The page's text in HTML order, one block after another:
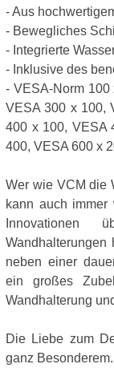
- Aus
- Bewegliches
- Integrierte
- Inklusive des
- VESA-Norm 100
VESA 300 x 100,
400 x 100, VESA
400, VESA 600 x
Wer wie VCM die
kann auch
Innovationen
neben einer
ein großes
Wandhalterung
Die Liebe zum
ganz Besonderem.